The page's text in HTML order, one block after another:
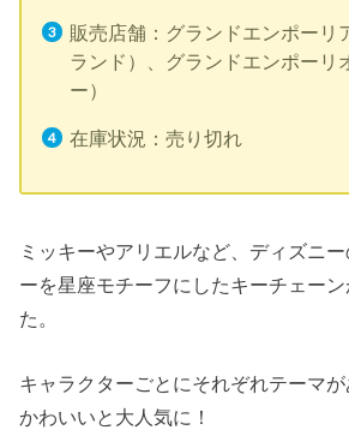
販売店舗：グランドエンポーリ
ランド）、グランドエンポーリ
ー）
在庫状況：売り切れ
ミッキーやアリエルなど、ディズニ
ーを星座モチーフにしたキーチェー
た。
キャラクターごとにそれぞれテーマ
かわいいと大人気に！